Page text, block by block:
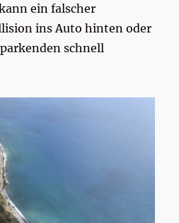
ein falscher
ins Auto hinten oder
schnell